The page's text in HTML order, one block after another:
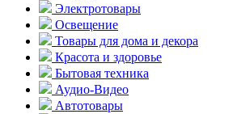
Электротовары
Освещение
Товары для дома и декора
Красота и здоровье
Бытовая техника
Аудио-Видео
Автотовары